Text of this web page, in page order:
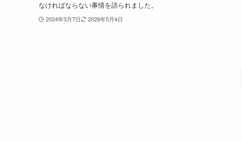
なければならない事情を語られました。
2024年3月7日 2026年5月4日